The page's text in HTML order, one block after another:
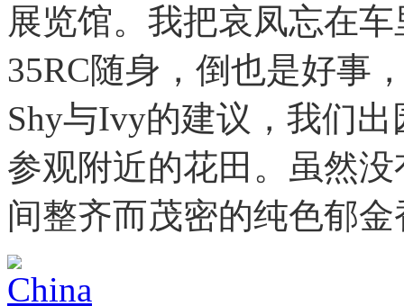
展览馆。我把哀凤忘在
35RC随身，倒也是好事
Shy与Ivy的建议，我们
参观附近的花田。虽然
间整齐而茂密的纯色郁